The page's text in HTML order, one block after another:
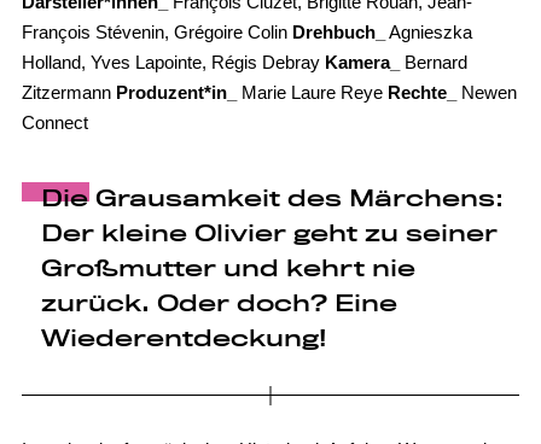
François Stévenin, Grégoire Colin Drehbuch_
Agnieszka
Holland, Yves Lapointe, Régis Debray Kamera_
Bernard
Zitzermann Produzent*in_ Marie Laure Reye Rechte_
Newen
Connect
Die Grausamkeit des Märchens:
Der kleine Olivier geht zu seiner
Großmutter und kehrt nie
zurück. Oder doch? Eine
Wiederentdeckung!